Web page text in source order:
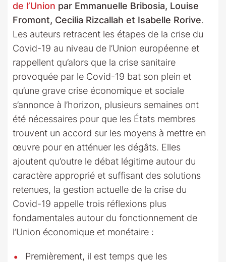
de l’Union par Emmanuelle Bribosia, Louise
Fromont, Cecilia Rizcallah et Isabelle Rorive.
Les auteurs retracent les étapes de la crise du
Covid-19 au niveau de l’Union européenne et
rappellent qu’alors que la crise sanitaire
provoquée par le Covid-19 bat son plein et
qu’une grave crise économique et sociale
s’annonce à l’horizon, plusieurs semaines ont
été nécessaires pour que les États membres
trouvent un accord sur les moyens à mettre en
œuvre pour en atténuer les dégâts. Elles
ajoutent qu’outre le débat légitime autour du
caractère approprié et suffisant des solutions
retenues, la gestion actuelle de la crise du
Covid-19 appelle trois réflexions plus
fondamentales autour du fonctionnement de
l’Union économique et monétaire :
Premièrement, il est temps que les